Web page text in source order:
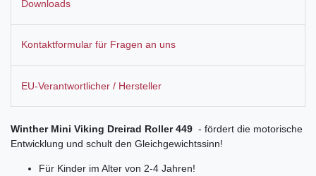
Downloads
Kontaktformular für Fragen an uns
EU-Verantwortlicher / Hersteller
Winther Mini Viking Dreirad Roller 449 - fördert die motorische
Entwicklung und schult den Gleichgewichtssinn!
Für Kinder im Alter von 2-4 Jahren!